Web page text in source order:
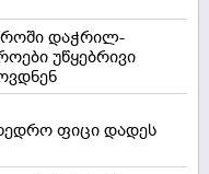
დაჭრილ-
უწყებრივი
ფიცი დადეს